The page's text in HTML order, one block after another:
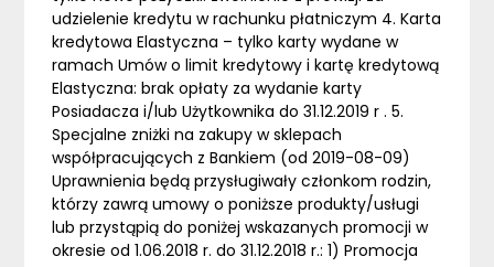
udzielenie kredytu w rachunku płatniczym 4. Karta
kredytowa Elastyczna – tylko karty wydane w
ramach Umów o limit kredytowy i kartę kredytową
Elastyczna: brak opłaty za wydanie karty
Posiadacza i/lub Użytkownika do 31.12.2019 r . 5.
Specjalne zniżki na zakupy w sklepach
współpracujących z Bankiem (od 2019-08-09)
Uprawnienia będą przysługiwały członkom rodzin,
którzy zawrą umowy o poniższe produkty/usługi
lub przystąpią do poniżej wskazanych promocji w
okresie od 1.06.2018 r. do 31.12.2018 r.: 1) Promocja